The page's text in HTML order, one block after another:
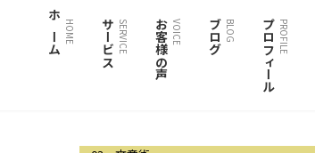
ホーム HOME サービスSERVICE お客様の声 VOICE ブログ BLOG プロフィールPROFILE